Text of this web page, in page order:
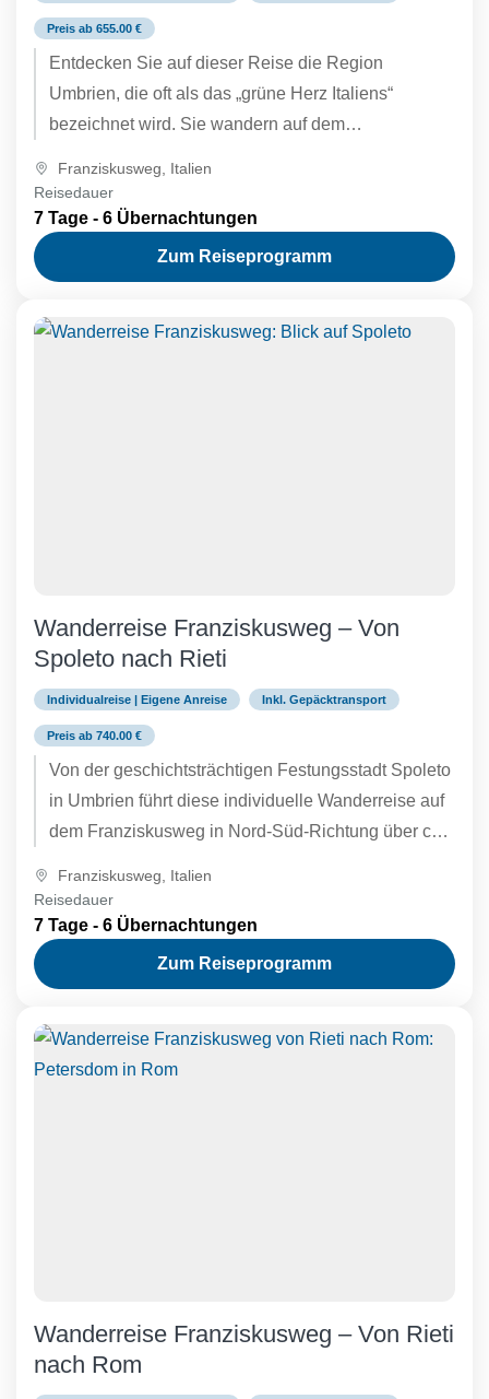
Preis ab 655.00 €
Entdecken Sie auf dieser Reise die Region
Umbrien, die oft als das „grüne Herz Italiens“
bezeichnet wird. Sie wandern auf dem
Franziskusweg
Italien
Reisedauer
7 Tage - 6 Übernachtungen
Zum Reiseprogramm
Wanderreise Franziskusweg – Von
Spoleto nach Rieti
Individualreise | Eigene Anreise Inkl. Gepäcktransport
Preis ab 740.00 €
Von der geschichtsträchtigen Festungsstadt Spoleto
in Umbrien führt diese individuelle Wanderreise auf
dem Franziskusweg in Nord-Süd-Richtung über ca.
Franziskusweg
Italien
Reisedauer
7 Tage - 6 Übernachtungen
Zum Reiseprogramm
Wanderreise Franziskusweg – Von Rieti
nach Rom